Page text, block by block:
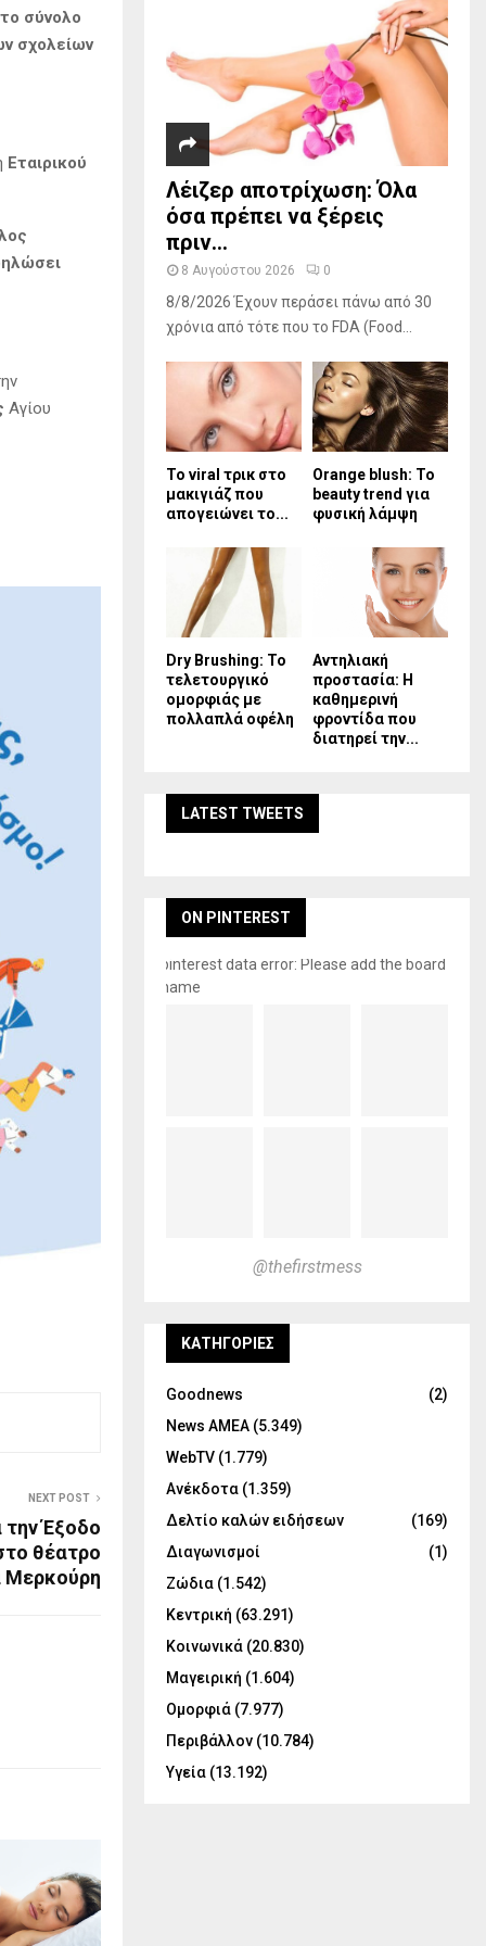
το σύνολο
σχολείων
Εταιρικού
Αγίου
NEXT POST
την Έξοδο
θέατρο
Μερκούρη
Λέιζερ αποτρίχωση: Όλα
όσα πρέπει να ξέρεις
πριν...
8 Αυγούστου 2026 0
8/8/2026 Έχουν περάσει πάνω από 30
χρόνια από τότε που το FDA (Food...
Το viral τρικ στο
μακιγιάζ που
απογειώνει το...
Orange blush: Το
beauty trend για
φυσική λάμψη
Dry Brushing: Το
τελετουργικό
ομορφιάς με
πολλαπλά οφέλη
Αντηλιακή
προστασία: Η
καθημερινή
φροντίδα που
διατηρεί την...
LATEST TWEETS
ON PINTEREST
pinterest data error: Please add the board
name
@thefirstmess
KΑΤΗΓΟΡΊΕΣ
Goodnews
(2)
News ΑΜΕΑ (5.349)
WebTV (1.779)
Ανέκδοτα (1.359)
Δελτίο καλών ειδήσεων
(169)
Διαγωνισμοί
(1)
Ζώδια (1.542)
Κεντρική (63.291)
Κοινωνικά (20.830)
Μαγειρική (1.604)
Ομορφιά (7.977)
Περιβάλλον (10.784)
Υγεία (13.192)